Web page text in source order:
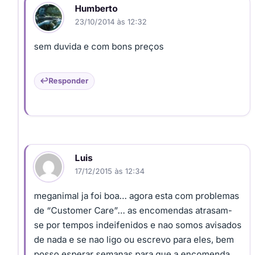
Humberto
23/10/2014 às 12:32
sem duvida e com bons preços
Responder
Luis
17/12/2015 às 12:34
meganimal ja foi boa… agora esta com problemas
de “Customer Care”… as encomendas atrasam-
se por tempos indeifenidos e nao somos avisados
de nada e se nao ligo ou escrevo para eles, bem